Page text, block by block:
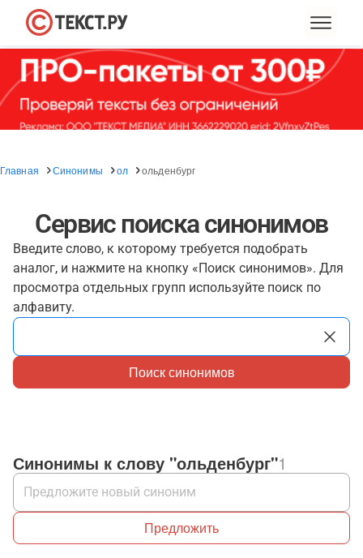
Главная Синонимы ол ольденбург
Сервис поиска синонимов
Введите слово, к которому требуется подобрать
аналог, и нажмите на кнопку «Поиск синонимов». Для
просмотра отдельных групп используйте поиск по
алфавиту.
Поиск синонимов
Синонимы к слову "ольденбург"1
Предложить